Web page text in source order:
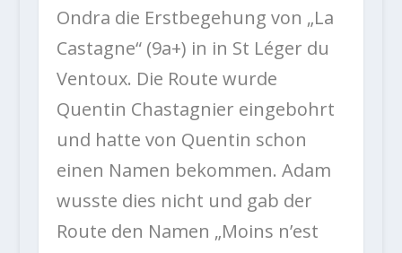
Ondra die Erstbegehung von „La
Castagne“ (9a+) in in St Léger du
Ventoux. Die Route wurde
Quentin Chastagnier eingebohrt
und hatte von Quentin schon
einen Namen bekommen. Adam
wusste dies nicht und gab der
Route den Namen „Moins n’est